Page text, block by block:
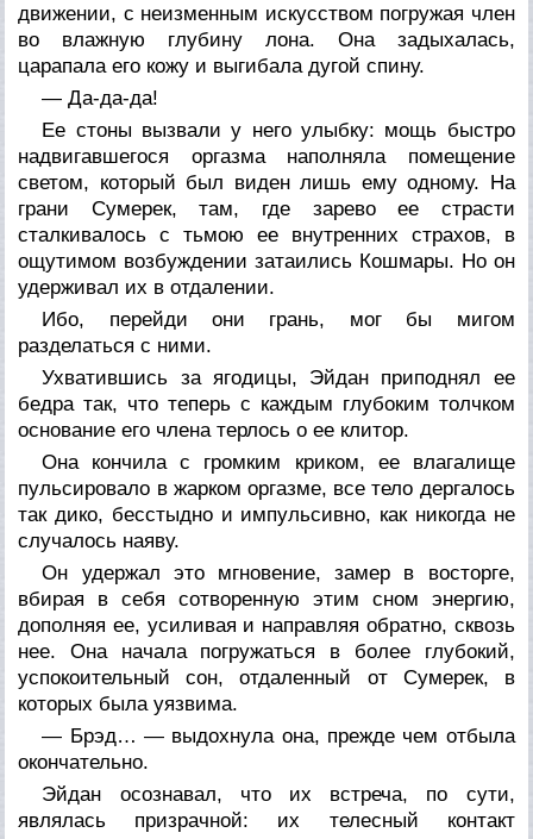
движении, с неизменным искусством погружая член
во влажную глубину лона. Она задыхалась,
царапала его кожу и выгибала дугой спину.
— Да-да-да!
Ее стоны вызвали у него улыбку: мощь быстро
надвигавшегося оргазма наполняла помещение
светом, который был виден лишь ему одному. На
грани Сумерек, там, где зарево ее страсти
сталкивалось с тьмою ее внутренних страхов, в
ощутимом возбуждении затаились Кошмары. Но он
удерживал их в отдалении.
Ибо, перейди они грань, мог бы мигом
разделаться с ними.
Ухватившись за ягодицы, Эйдан приподнял ее
бедра так, что теперь с каждым глубоким толчком
основание его члена терлось о ее клитор.
Она кончила с громким криком, ее влагалище
пульсировало в жарком оргазме, все тело дергалось
так дико, бесстыдно и импульсивно, как никогда не
случалось наяву.
Он удержал это мгновение, замер в восторге,
вбирая в себя сотворенную этим сном энергию,
дополняя ее, усиливая и направляя обратно, сквозь
нее. Она начала погружаться в более глубокий,
успокоительный сон, отдаленный от Сумерек, в
которых была уязвима.
— Брэд… — выдохнула она, прежде чем отбыла
окончательно.
Эйдан осознавал, что их встреча, по сути,
являлась призрачной: их телесный контакт